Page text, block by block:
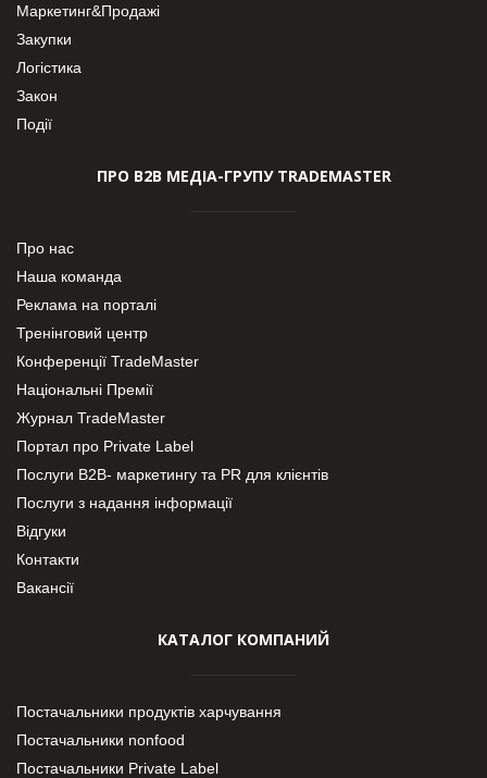
Маркетинг&Продажі
Закупки
Логістика
Закон
Події
ПРО В2В МЕДІА-ГРУПУ TRADEMASTER
Про нас
Наша команда
Реклама на порталі
Тренінговий центр
Конференції TradeMaster
Національні Премії
Журнал TradeMaster
Портал про Private Label
Послуги В2В- маркетингу та PR для клієнтів
Послуги з надання інформації
Відгуки
Контакти
Вакансії
КАТАЛОГ КОМПАНИЙ
Постачальники продуктів харчування
Постачальники nonfood
Постачальники Private Label